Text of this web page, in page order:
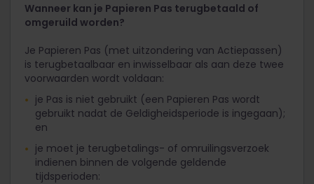
ingelogd, verschijnt je Pas niet. Je moet dan
inloggen op hetzelfde account dat je hebt
gebruikt bij de aankoop van de originele Pas.
Als een bestelling nog steeds niet in aanmerking
komt voor terugbetaling, neem dan contact op
met de Klantenservice van Eurail.
Wanneer kan je Papieren Pas terugbetaald of
omgeruild worden?
Je Papieren Pas (met uitzondering van Actiepassen)
is terugbetaalbaar en inwisselbaar als aan deze twee
voorwaarden wordt voldaan:
je Pas is niet gebruikt (een Papieren Pas wordt
gebruikt nadat de Geldigheidsperiode is ingegaan);
en
je moet je terugbetalings- of omruilingsverzoek
indienen binnen de volgende geldende
tijdsperioden: